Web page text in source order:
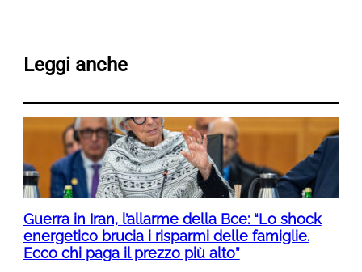
Leggi anche
Guerra in Iran, l’allarme della Bce: “Lo shock
energetico brucia i risparmi delle famiglie.
Ecco chi paga il prezzo più alto”